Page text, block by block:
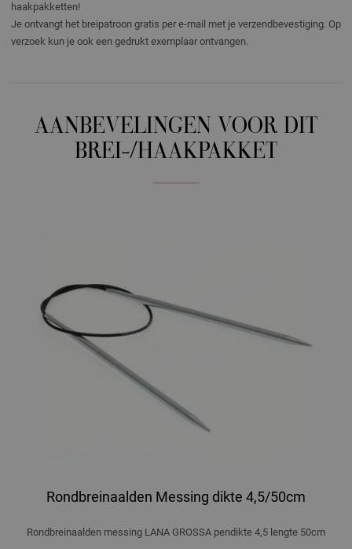
haakpakketten!
Je ontvangt het breipatroon gratis per e-mail met je verzendbevestiging. Op
verzoek kun je ook een gedrukt exemplaar ontvangen.
AANBEVELINGEN VOOR DIT
BREI-/HAAKPAKKET
Rondbreinaalden Messing dikte 4,5/50cm
Rondbreinaalden messing LANA GROSSA pendikte 4,5 lengte 50cm